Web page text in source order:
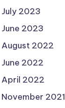
July 2023
June 2023
August 2022
June 2022
April 2022
November 2021